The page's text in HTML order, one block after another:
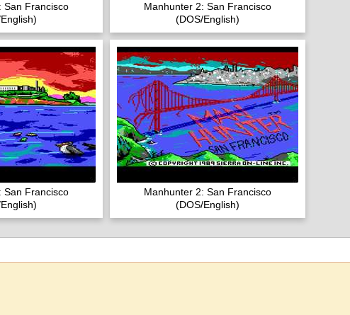
Manhunter 2: San Francisco
(DOS/English)
San Francisco
Manhunter 2: San Francisco
(DOS/English)
San Francisco